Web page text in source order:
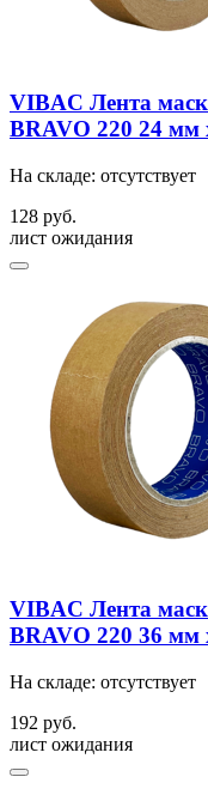
VIBAC Лента
BRAVO 220 24 мм
На складе: отсутствует
128 руб.
лист ожидания
VIBAC Лента
BRAVO 220 36 мм
На складе: отсутствует
192 руб.
лист ожидания